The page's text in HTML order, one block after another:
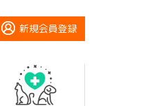
新規会員登録